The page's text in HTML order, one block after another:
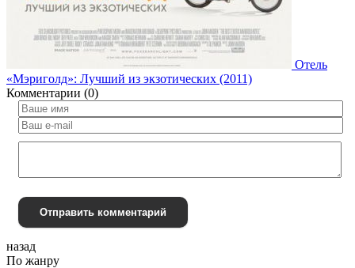
Отель
«Мэриголд»: Лучший из экзотических (2011)
Комментарии (0)
Отправить комментарий
назад
По жанру